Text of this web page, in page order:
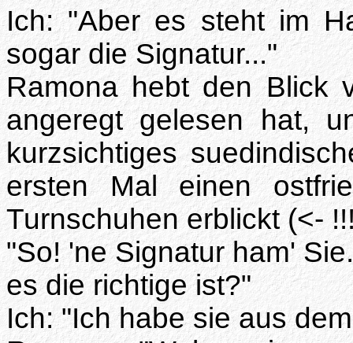
Ich: "Aber es steht im
sogar die Signatur..."
Ramona hebt den Blick
angeregt gelesen hat,
kurzsichtiges
ersten Mal einen
Turnschuhen erblickt (<-
"So! 'ne Signatur ham'
es die richtige ist?"
Ich: "Ich habe sie aus